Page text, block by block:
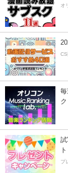
オ
ク
ト
プ